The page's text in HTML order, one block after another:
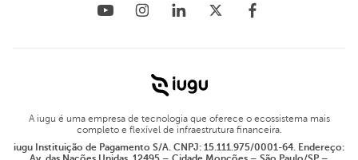
A iugu é uma empresa de tecnologia que oferece o ecossistema mais
completo e flexível de infraestrutura financeira.
iugu Instituição de Pagamento S/A. CNPJ: 15.111.975/0001-64. Endereço: